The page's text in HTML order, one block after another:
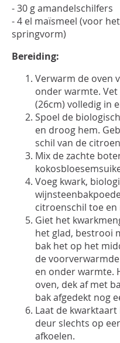
- 30 g amandelschilfers
- 4 el maïsmeel (voor
springvorm)
Bereiding:
Verwarm de oven
onder warmte.
(26cm) volledig in
Spoel de
en droog hem.
schil van de
Mix de zachte
Voeg kwark,
citroenschil toe en
Giet het
het glad, bestrooi
bak het op het
de
en onder warmte.
oven, dek af met
bak afgedekt nog
Laat de
deur slechts op
afkoelen.